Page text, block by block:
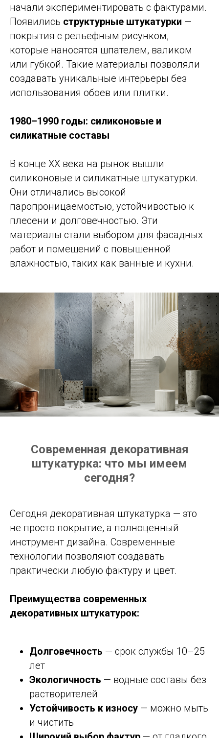
начали экспериментировать с фактурами.
Появились структурные штукатурки —
покрытия с рельефным рисунком,
которые наносятся шпателем, валиком
или губкой. Такие материалы позволяли
создавать уникальные интерьеры без
использования обоев или плитки.
1980–1990 годы: силиконовые и
силикатные составы
В конце XX века на рынок вышли
силиконовые и силикатные штукатурки.
Они отличались высокой
паропроницаемостью, устойчивостью к
плесени и долговечностью. Эти
материалы стали выбором для фасадных
работ и помещений с повышенной
влажностью, таких как ванные и кухни.
Современная декоративная
штукатурка: что мы имеем
сегодня?
Сегодня декоративная штукатурка — это
не просто покрытие, а полноценный
инструмент дизайна. Современные
технологии позволяют создавать
практически любую фактуру и цвет.
Преимущества современных
декоративных штукатурок:
Долговечность — срок службы 10–25
лет
Экологичность — водные составы без
растворителей
Устойчивость к износу — можно мыть
и чистить